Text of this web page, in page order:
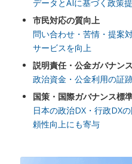
データとAIに基づく政策
市民対応の質向上
問い合わせ・苦情・提案
サービスを向上
説明責任・公金ガバナン
政治資金・公金利用の証
国策・国際ガバナンス標
日本の政治DX・行政DX
頼性向上にも寄与